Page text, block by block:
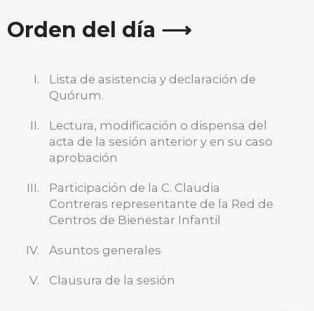
BUSCA AQUÍ
Orden del día ⟶
Lista de asistencia y declaración de
Quórum.
Lectura, modificación o dispensa del
acta de la sesión anterior y en su caso
aprobación
Participación de la C. Claudia
Contreras representante de la Red de
Centros de Bienestar Infantil
Asuntos generales
Clausura de la sesión